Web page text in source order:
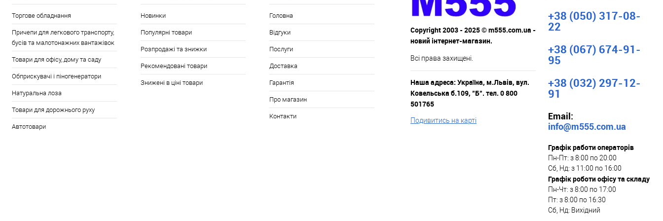
Торгове обладнання
Причепи для легкового транспорту,
бусів та малотонажних вантажівок
Товари для офісу, дому та саду
Обприскувачі і піногенератори
Натуральна лоза
Товари для дорожнього руху
Автотовари
Новинки
Популярні товари
Розпродажі та знижки
Рекомендовані товари
Знижені в ціні товари
Головна
Відгуки
Послуги
Доставка
Гарантія
Про магазин
Контакти
Copyright 2003 - 2025 © m555.com.ua -
новий інтернет-магазин.
Всі права захищені.
Наша адреса: Україна, м.Львів, вул.
Ковельська б.109, "Б". тел. 0 800
501765
Подивитись на карті
+38 (050) 317-08-
22
+38 (067) 674-91-
95
+38 (032) 297-12-
91
Email:
info@m555.com.ua
Графік работи операторів
Пн-Пт: з 8:00 по 20:00
Сб, Нд: з 11:00 по 16:00
Графік роботи офісу та складу
Пн-Чт: з 8:00 по 17:00
Пт: з 8:00 по 16:30
Сб, Нд: Вихідний